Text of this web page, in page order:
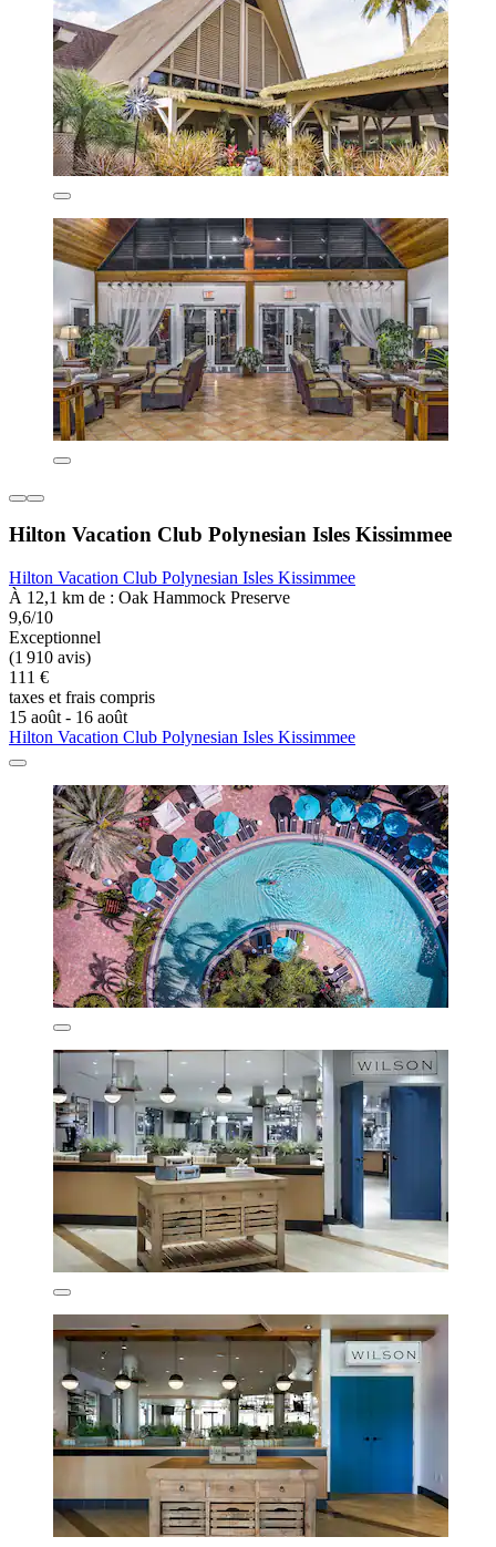
Hilton Vacation Club Polynesian Isles Kissimmee
Hilton Vacation Club Polynesian Isles Kissimmee
À 12,1 km de : Oak Hammock Preserve
9,6/10
Exceptionnel
(1 910 avis)
111 €
taxes et frais compris
15 août - 16 août
Hilton Vacation Club Polynesian Isles Kissimmee